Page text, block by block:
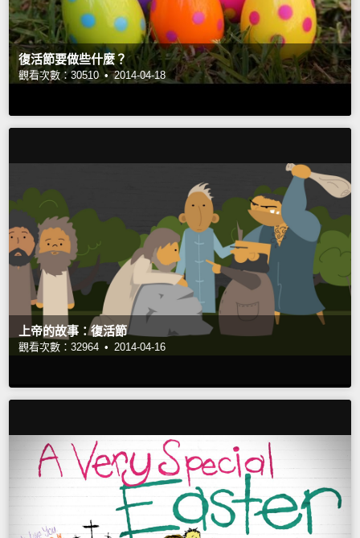
復活節要做些什麼？
觀看次數：30510 • 2014-04-18
上帝的故事：復活節
觀看次數：32964 • 2014-04-16